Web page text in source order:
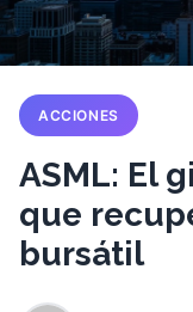
ACCIONES
ASML: El
que
bursátil